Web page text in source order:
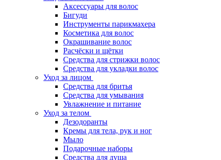
Аксессуары для волос
Бигуди
Инструменты парикмахера
Косметика для волос
Окрашивание волос
Расчёски и щётки
Средства для стрижки волос
Средства для укладки волос
Уход за лицом
Средства для бритья
Средства для умывания
Увлажнение и питание
Уход за телом
Дезодоранты
Кремы для тела, рук и ног
Мыло
Подарочные наборы
Средства для душа